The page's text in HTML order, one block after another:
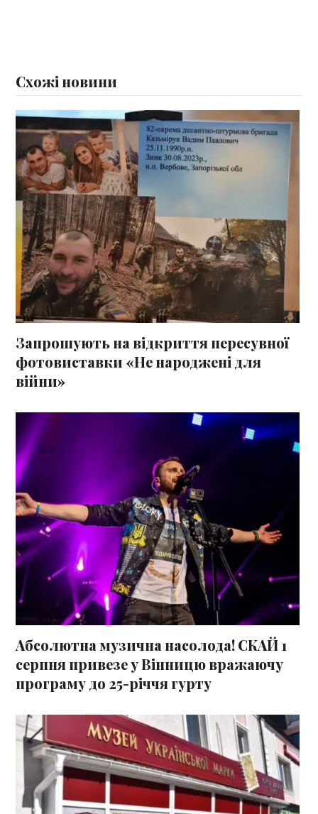
Схожі новини
Запрошують на відкриття пересувної
фотовиставки «Не народжені для
війни»
Абсолютна музична насолода! СКАЙ 1
серпня привезе у Вінницю вражаючу
програму до 25-річчя гурту